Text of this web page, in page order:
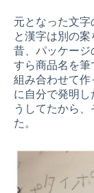
元となった文
と漢字は別の案
昔、パッケージ
すら商品名を筆
組み合わせて作
に自分で発明
うしてたから
た。